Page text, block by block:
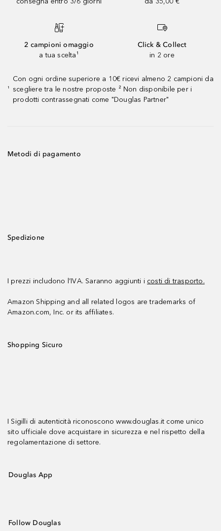
2 campioni omaggio
a tua scelta¹
Click & Collect
in 2 ore
¹
Con ogni ordine superiore a 10€ ricevi almeno 2 campioni da
scegliere tra le nostre proposte ² Non disponibile per i
prodotti contrassegnati come "Douglas Partner"
Metodi di pagamento
Spedizione
I prezzi includono l’IVA. Saranno aggiunti i costi di trasporto.
Amazon Shipping and all related logos are trademarks of
Amazon.com, Inc. or its affiliates.
Shopping Sicuro
I Sigilli di autenticità riconoscono www.douglas.it come unico
sito ufficiale dove acquistare in sicurezza e nel rispetto della
regolamentazione di settore.
Douglas App
Follow Douglas